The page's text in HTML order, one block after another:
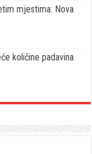
mjestima: Nova
količine padavina